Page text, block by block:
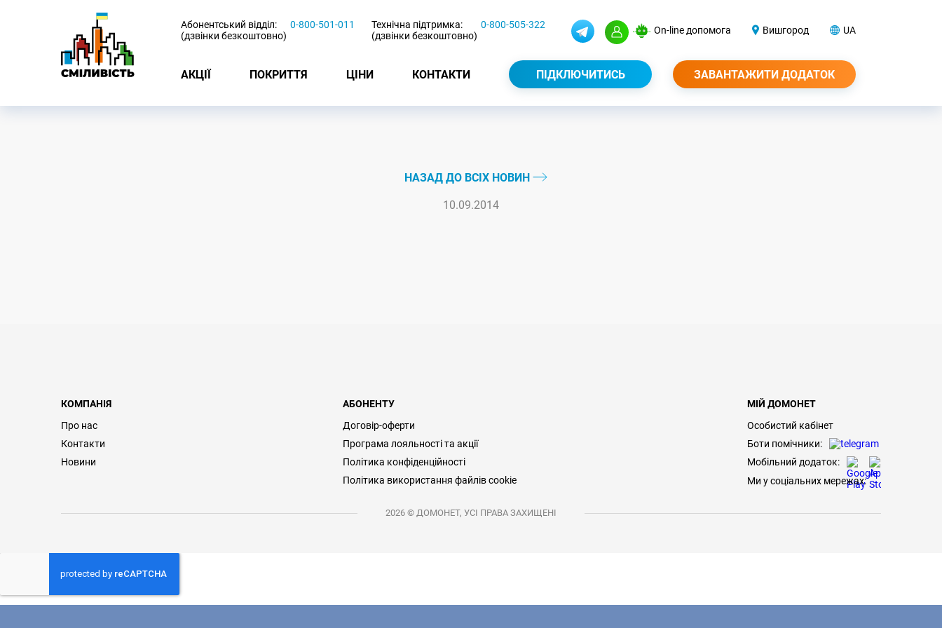
Абонентський відділ:
(дзвінки безкоштовно)
0-800-501-011
Технічна підтримка:
(дзвінки безкоштовно)
0-800-505-322 On-line допомога Вишгород UA
АКЦІЇ ПОКРИТТЯ ЦІНИ КОНТАКТИ ПІДКЛЮЧИТИСЬ ЗАВАНТАЖИТИ ДОДАТОК
НАЗАД ДО ВСІХ НОВИН
10.09.2014
КОМПАНІЯ
Про нас
Контакти
Новини
АБОНЕНТУ
Договір-оферти
Програма лояльності та акції
Політика конфіденційності
Політика використання файлів cookie
МІЙ ДОМОНЕТ
Особистий кабінет
Боти помічники:
Мобільний додаток:
Ми у соціальних мережах:
2026 © ДОМОНЕТ, УСІ ПРАВА ЗАХИЩЕНІ